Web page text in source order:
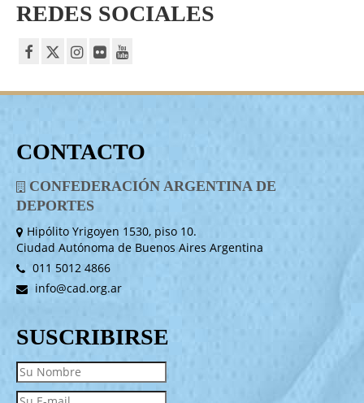
REDES SOCIALES
CONTACTO
CONFEDERACIÓN ARGENTINA DE
DEPORTES
Hipólito Yrigoyen 1530, piso 10.
Ciudad Autónoma de Buenos Aires Argentina
011 5012 4866
info@cad.org.ar
SUSCRIBIRSE